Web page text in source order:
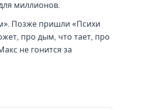
миллионов.
Позже пришли «Психи
про дым, что тает, про
не гонится за